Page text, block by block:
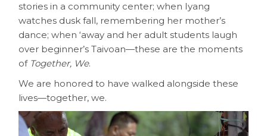
stories in a community center; when Iyang
watches dusk fall, remembering her mother’s
dance; when ‘away and her adult students laugh
over beginner’s Taivoan—these are the moments
of Together, We.
We are honored to have walked alongside these
lives—together, we.